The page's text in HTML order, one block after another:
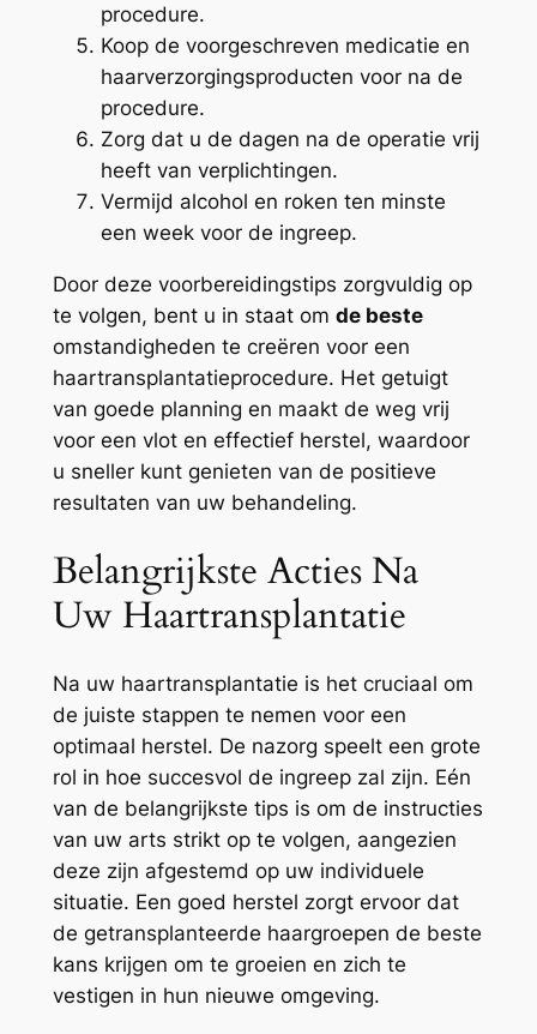
procedure.
Koop de voorgeschreven medicatie en
haarverzorgingsproducten voor na de
procedure.
Zorg dat u de dagen na de operatie vrij
heeft van verplichtingen.
Vermijd alcohol en roken ten minste
een week voor de ingreep.
Door deze voorbereidingstips zorgvuldig op
te volgen, bent u in staat om de beste
omstandigheden te creëren voor een
haartransplantatieprocedure. Het getuigt
van goede planning en maakt de weg vrij
voor een vlot en effectief herstel, waardoor
u sneller kunt genieten van de positieve
resultaten van uw behandeling.
Belangrijkste Acties Na
Uw Haartransplantatie
Na uw haartransplantatie is het cruciaal om
de juiste stappen te nemen voor een
optimaal herstel. De nazorg speelt een grote
rol in hoe succesvol de ingreep zal zijn. Eén
van de belangrijkste tips is om de instructies
van uw arts strikt op te volgen, aangezien
deze zijn afgestemd op uw individuele
situatie. Een goed herstel zorgt ervoor dat
de getransplanteerde haargroepen de beste
kans krijgen om te groeien en zich te
vestigen in hun nieuwe omgeving.